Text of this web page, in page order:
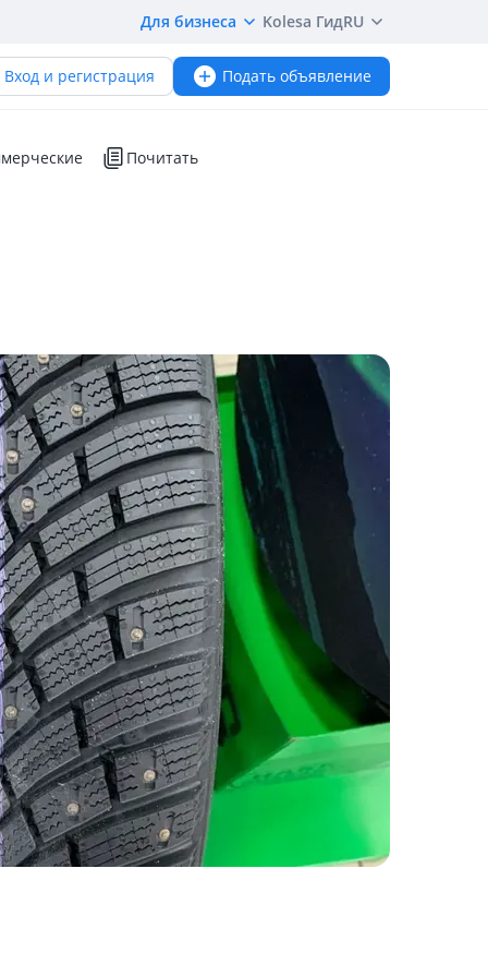
Для бизнеса Kolesa ГидRU
Вход и регистрация Подать объявление
Почитать